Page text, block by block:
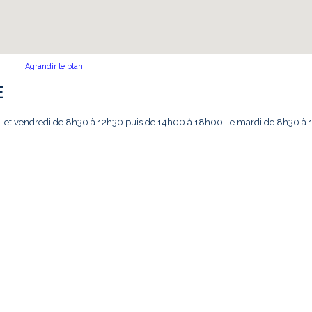
Agrandir le plan
vendredi de 8h30 à 12h30 puis de 14h00 à 18h00, le mardi de 8h30 à